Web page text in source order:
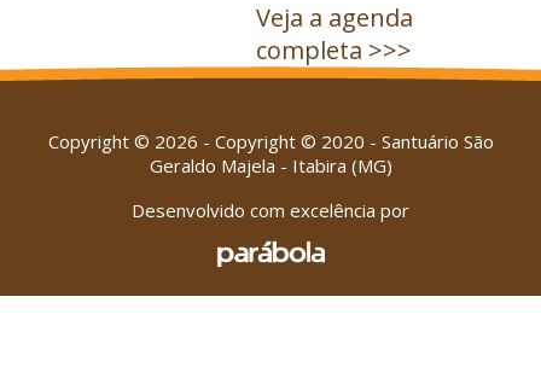
Veja a agenda
completa >>>
Copyright © 2026 - Copyright © 2020 - Santuário São
Geraldo Majela - Itabira (MG)
Desenvolvido com excelência por